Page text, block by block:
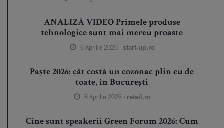
ANALIZĂ VIDEO Primele produse
tehnologice sunt mai mereu proaste
6 Aprilie 2026 - start-up.ro
Paște 2026: cât costă un cozonac plin cu de
toate, în București
8 Aprilie 2026 - retail.ro
Cine sunt speakerii Green Forum 2026: Cum